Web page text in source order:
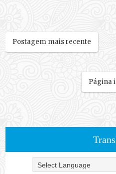
Postagem mais recente
Página